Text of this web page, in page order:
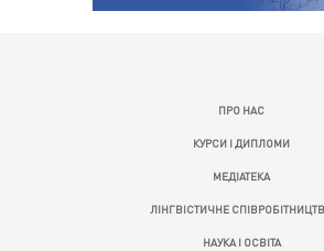
ПРО НАС
КУРСИ І ДИПЛОМИ
МЕДІАТЕКА
ЛІНГВІСТИЧНЕ
НАУКА І ОСВІТА